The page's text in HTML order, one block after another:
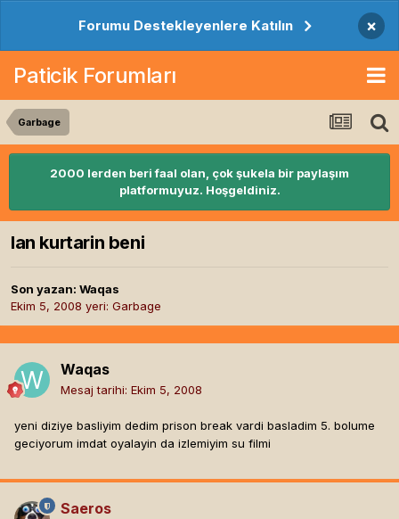
Forumu Destekleyenlere Katılın ×
Paticik Forumları
Garbage
2000 lerden beri faal olan, çok şukela bir paylaşım
platformuyuz. Hoşgeldiniz.
lan kurtarin beni
Son yazan: Waqas
Ekim 5, 2008 yeri: Garbage
Waqas
Mesaj tarihi: Ekim 5, 2008
yeni diziye basliyim dedim prison break vardi basladim 5. bolume
geciyorum imdat oyalayin da izlemiyim su filmi
Saeros